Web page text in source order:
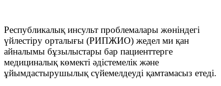
Республикалық инсульт проблемалары жөніндегі
үйлестіру орталығы (РИПЖИО) жедел ми қан
айналымы бұзылыстары бар пациенттерге
медициналық көмекті әдістемелік және
ұйымдастырушылық сүйемелдеуді қамтамасыз етеді.